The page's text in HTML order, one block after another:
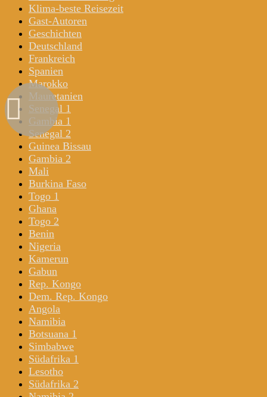
Klima-beste Reisezeit
Gast-Autoren
Geschichten
Deutschland
Frankreich
Spanien
Marokko
Mauretanien
Senegal 1
Gambia 1
Senegal 2
Guinea Bissau
Gambia 2
Mali
Burkina Faso
Togo 1
Ghana
Togo 2
Benin
Nigeria
Kamerun
Gabun
Rep. Kongo
Dem. Rep. Kongo
Angola
Namibia
Botsuana 1
Simbabwe
Südafrika 1
Lesotho
Südafrika 2